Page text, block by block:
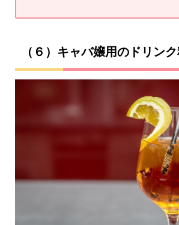
（６）キャバ嬢用のドリン